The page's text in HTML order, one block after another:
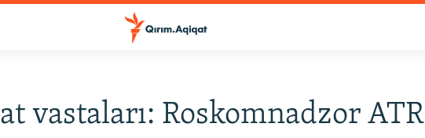
vastaları: Roskomnadzor ATR